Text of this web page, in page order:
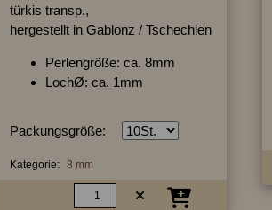
türkis transp.,
hergestellt in Gablonz / Tschechien
Perlengröße: ca. 8mm
LochØ: ca. 1mm
Packungsgröße:
Kategorie: 8 mm